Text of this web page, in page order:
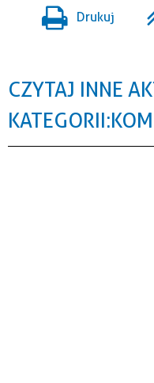
Drukuj
CZYTAJ INNE
KATEGORII: